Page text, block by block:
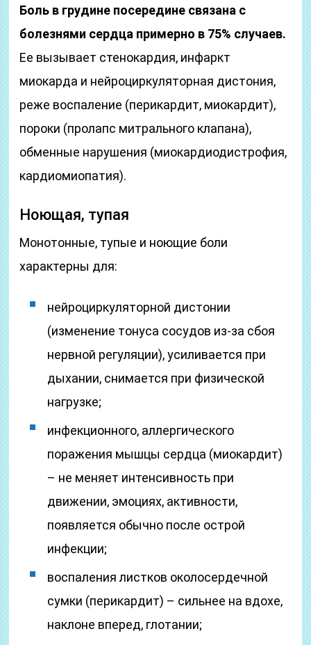
Боль в грудине посередине связана с
болезнями сердца примерно в 75% случаев.
Ее вызывает стенокардия, инфаркт
миокарда и нейроциркуляторная дистония,
реже воспаление (перикардит, миокардит),
пороки (пролапс митрального клапана),
обменные нарушения (миокардиодистрофия,
кардиомиопатия).
Ноющая, тупая
Монотонные, тупые и ноющие боли
характерны для:
нейроциркуляторной дистонии
(изменение тонуса сосудов из-за сбоя
нервной регуляции), усиливается при
дыхании, снимается при физической
нагрузке;
инфекционного, аллергического
поражения мышцы сердца (миокардит)
– не меняет интенсивность при
движении, эмоциях, активности,
появляется обычно после острой
инфекции;
воспаления листков околосердечной
сумки (перикардит) – сильнее на вдохе,
наклоне вперед, глотании;